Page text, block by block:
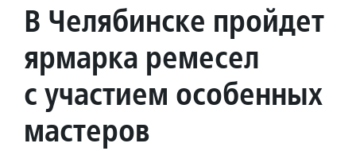
В Челябинске пройдет
ярмарка ремесел
с участием особенных
мастеров